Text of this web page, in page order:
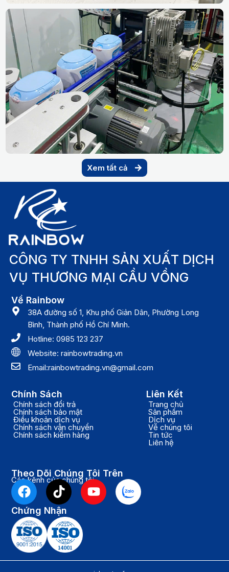
Xem tất cả
CÔNG TY TNHH SẢN XUẤT DỊCH
VỤ THƯƠNG MẠI CẦU VỒNG
Về Rainbow
38A đường số 1, Khu phố Giản Dân, Phường Long
Bình, Thành phố Hồ Chí Minh.
Hotline: 0985 123 237
Website: rainbowtrading.vn
Email:rainbowtrading.vn@gmail.com
Chính Sách
Chính sách đổi trả
Chính sách bảo mật
Điều khoản dịch vụ
Chính sách vận chuyển
Chính sách kiểm hàng
Liên Kết
Trang chủ
Sản phẩm
Dịch vụ
Về chúng tôi
Tin tức
Liên hệ
Theo Dõi Chúng Tôi Trên
Các kênh của chúng tôi
F
a
c
e
b
o
o
T
i
k
t
o
k
Y
o
e
Chứng Nhận